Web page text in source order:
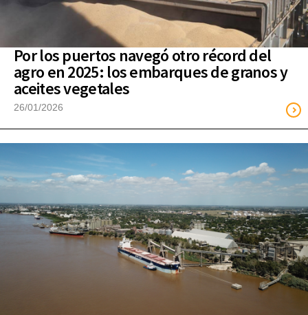
Por los puertos navegó otro récord del
agro en 2025: los embarques de granos y
aceites vegetales
26/01/2026